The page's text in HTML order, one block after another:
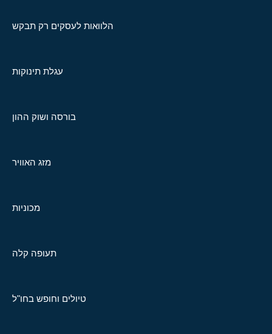
הלוואות לעסקים רק תבקש
עגלת תינוקות
בורסה ושוק ההון
מזג האוויר
מכוניות
תעופה קלה
טיולים וחופש בחו"ל